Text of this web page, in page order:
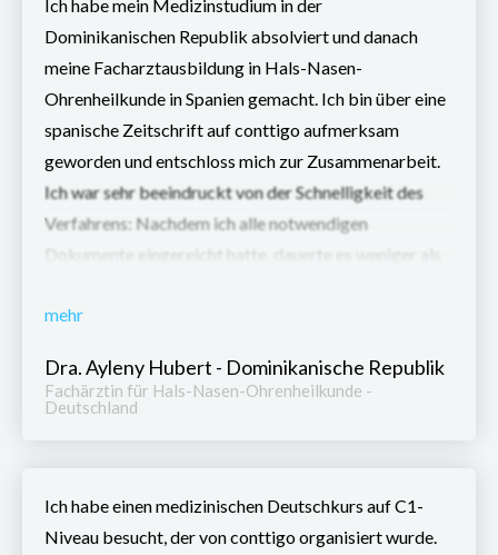
Ich habe mein Medizinstudium in der
Dominikanischen Republik absolviert und danach
meine Facharztausbildung in Hals-Nasen-
Ohrenheilkunde in Spanien gemacht. Ich bin über eine
spanische Zeitschrift auf conttigo aufmerksam
geworden und entschloss mich zur Zusammenarbeit.
Ich war sehr beeindruckt von der Schnelligkeit des
Verfahrens: Nachdem ich alle notwendigen
bin der Meinung, dass conttigo die beste Wahl für alle
Unternehmen verfügt über ein äußerst erfahrenes und
professionelles Team, das immer erreichbar ist und
mehr
Dra. Ayleny Hubert - Dominikanische Republik
Fachärztin für Hals-Nasen-Ohrenheilkunde -
Deutschland
Ich habe einen medizinischen Deutschkurs auf C1-
Niveau besucht, der von conttigo organisiert wurde.